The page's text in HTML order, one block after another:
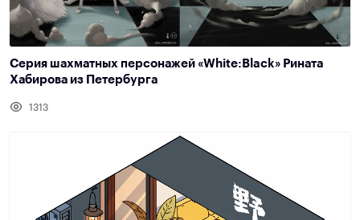
Серия шахматных персонажей «White:Black» Рината
Хабирова из Петербурга
1313